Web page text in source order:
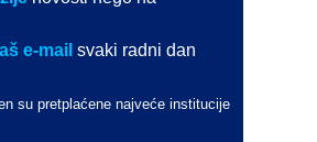
e-mail svaki radni dan
su pretplaćene najveće institucije